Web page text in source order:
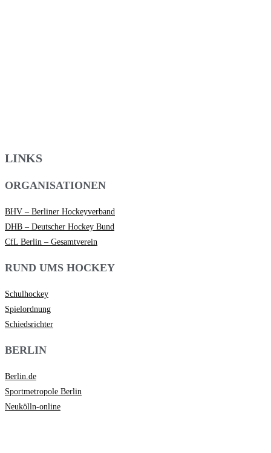
LINKS
ORGANISATIONEN
BHV – Berliner Hockeyverband
DHB – Deutscher Hockey Bund
CfL Berlin – Gesamtverein
RUND UMS HOCKEY
Schulhockey
Spielordnung
Schiedsrichter
BERLIN
Berlin.de
Sportmetropole Berlin
Neukölln-online